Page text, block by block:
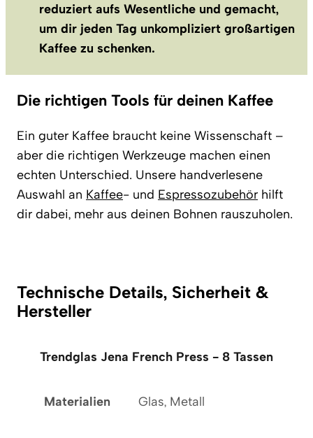
reduziert aufs Wesentliche und gemacht,
um dir jeden Tag unkompliziert großartigen
Kaffee zu schenken.
Die richtigen Tools für deinen Kaffee
Ein guter Kaffee braucht keine Wissenschaft –
aber die richtigen Werkzeuge machen einen
echten Unterschied. Unsere handverlesene
Auswahl an Kaffee- und Espressozubehör hilft
dir dabei, mehr aus deinen Bohnen rauszuholen.
Technische Details, Sicherheit &
Hersteller
Trendglas Jena French Press - 8 Tassen
Materialien Glas, Metall